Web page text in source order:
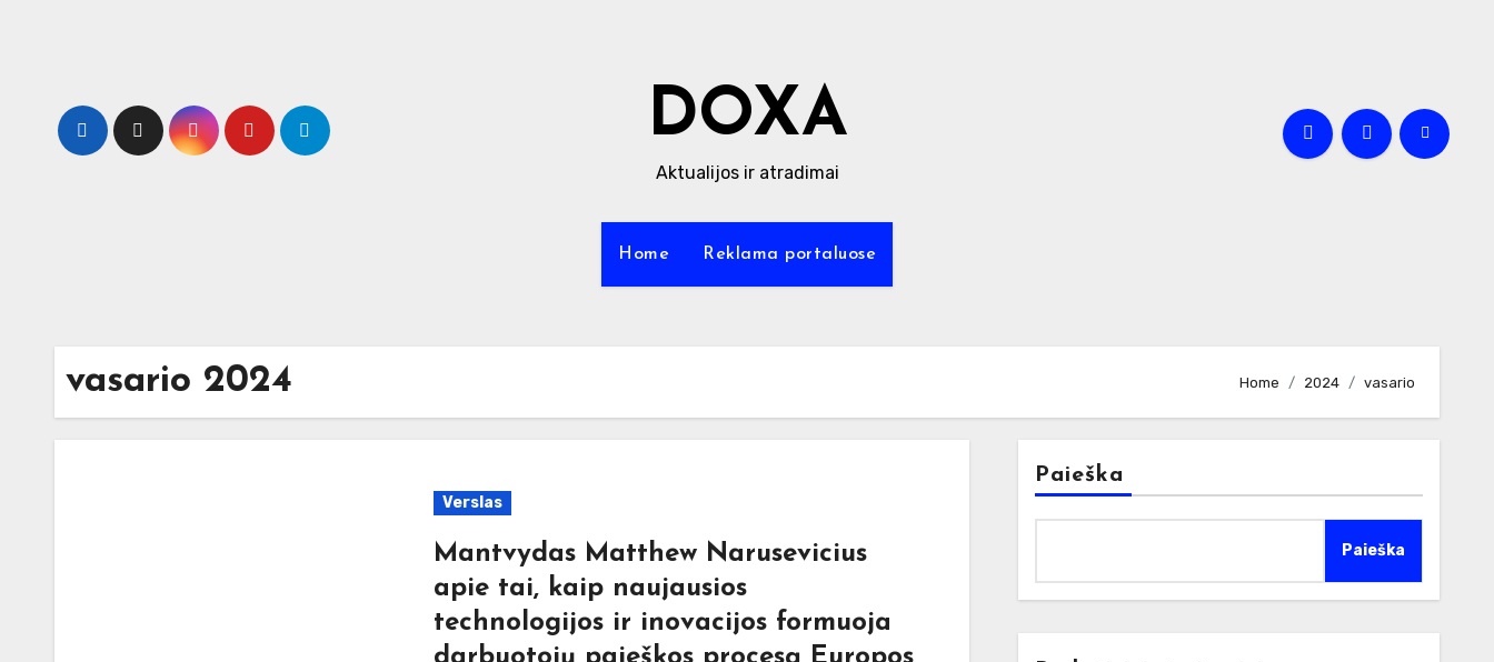
DOXA
Aktualijos ir atradimai
Home Reklama portaluose
vasario 2024 Home 2024 vasario
Verslas
Mantvydas Matthew Narusevicius
apie tai, kaip naujausios
technologijos ir inovacijos formuoja
Paieška
Paieška